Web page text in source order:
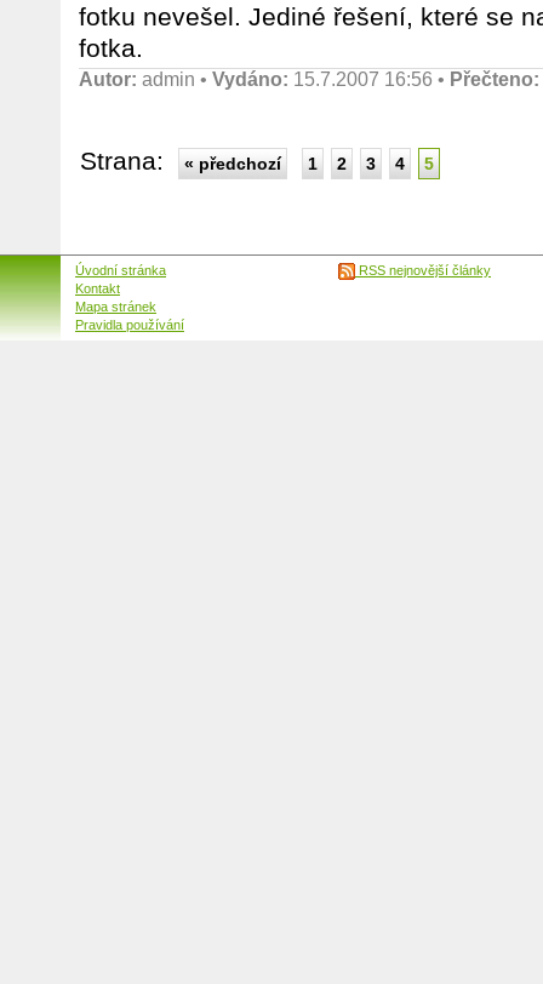
fotku nevešel. Jediné řešení, které se
fotka.
Autor: admin • Vydáno: 15.7.2007 16:56 • Přečteno:
Strana: « předchozí 1 2 3 4 5
Úvodní stránka
Kontakt
Mapa stránek
Pravidla používání
RSS nejnovější články